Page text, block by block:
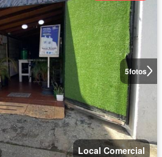
5fotos
Local Comercial